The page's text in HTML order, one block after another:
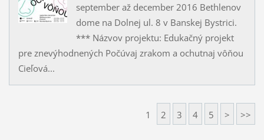
september až december 2016 Bethlenov
dome na Dolnej ul. 8 v Banskej Bystrici.
*** Názvov projektu: Edukačný projekt
pre znevýhodnených Počúvaj zrakom a ochutnaj vôňou
Cieľová...
1 2 3 4 5 > >>